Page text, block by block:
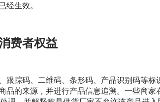
经生效。
费者权益
跟踪码、二维码、条形码、产品识别码等
品的来源，并进行产品信息追溯。一些商